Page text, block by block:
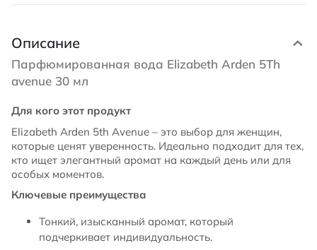
Описание
Парфюмированная вода Elizabeth Arden 5Th
avenue 30 мл
Для кого этот продукт
Elizabeth Arden 5th Avenue – это выбор для женщин,
которые ценят уверенность. Идеально подходит для тех,
кто ищет элегантный аромат на каждый день или для
особых моментов.
Ключевые преимущества
Тонкий, изысканный аромат, который
подчеркивает индивидуальность.